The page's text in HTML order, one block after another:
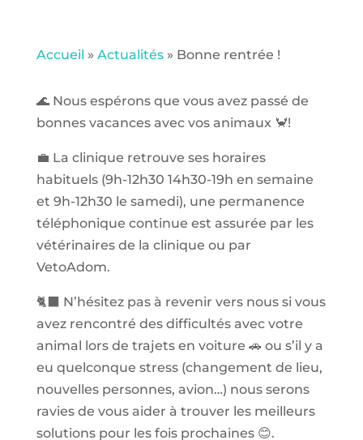
Accueil » Actualités» Bonne rentrée !
🌊 Nous espérons que vous avez passé de
bonnes vacances avec vos animaux 🦀!
💼 La clinique retrouve ses horaires
habituels (9h-12h30 14h30-19h en semaine
et 9h-12h30 le samedi), une permanence
téléphonique continue est assurée par les
vétérinaires de la clinique ou par
VetoAdom.
🐈‍⬛ N’hésitez pas à revenir vers nous si vous
avez rencontré des difficultés avec votre
animal lors de trajets en voiture 🚗 ou s’il y a
eu quelconque stress (changement de lieu,
nouvelles personnes, avion…) nous serons
ravies de vous aider à trouver les meilleurs
solutions pour les fois prochaines 😊.